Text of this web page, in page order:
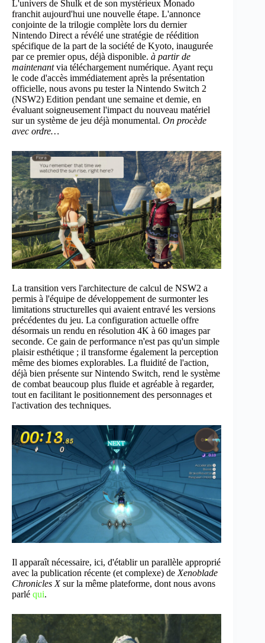
L'univers de Shulk et de son mystérieux Monado
franchit aujourd'hui une nouvelle étape. L'annonce
conjointe de la trilogie complète lors du dernier
Nintendo Direct a révélé une stratégie de réédition
spécifique de la part de la société de Kyoto, inaugurée
par ce premier opus, déjà disponible. à partir de
maintenantvia téléchargement numérique. Ayant reçu
le code d'accès immédiatement après la présentation
officielle, nous avons pu tester la Nintendo Switch 2
(NSW2) Edition pendant une semaine et demie, en
évaluant soigneusement l'impact du nouveau matériel
sur un système de jeu déjà monumental. On procède
avec ordre…
La transition vers l'architecture de calcul de NSW2 a
permis à l'équipe de développement de surmonter les
limitations structurelles qui avaient entravé les versions
précédentes du jeu. La configuration actuelle offre
désormais un rendu en résolution 4K à 60 images par
seconde. Ce gain de performance n'est pas qu'un simple
plaisir esthétique ; il transforme également la perception
même des biomes explorables. La fluidité de l'action,
déjà bien présente sur Nintendo Switch, rend le système
de combat beaucoup plus fluide et agréable à regarder,
tout en facilitant le positionnement des personnages et
l'activation des techniques.
Il apparaît nécessaire, ici, d'établir un parallèle approprié
avec la publication récente (et complexe) de Xenoblade
Chronicles Xsur la même plateforme, dont nous avons
parlé qui.